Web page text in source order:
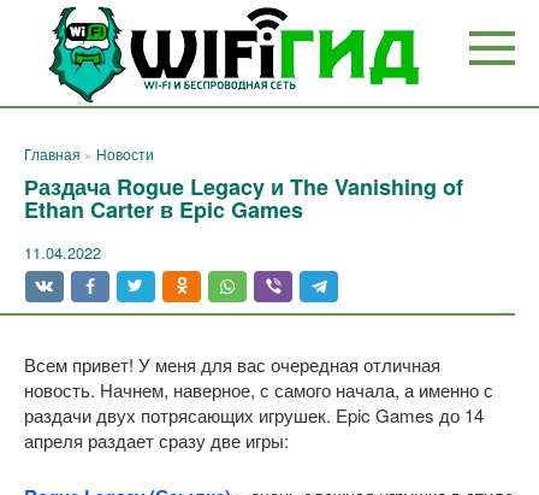
Перейти
контенту
Главная » Новости
Раздача Rogue Legacy и The Vanishing of
Ethan Carter в Epic Games
11.04.2022
Всем привет! У меня для вас очередная отличная
новость. Начнем, наверное, с самого начала, а именно с
раздачи двух потрясающих игрушек. Epic Games до 14
апреля раздает сразу две игры: